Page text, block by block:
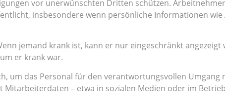
vor unerwünschten Dritten schützen.
insbesondere wenn persönliche Informationen
jemand krank ist, kann er nur eingeschränkt angezeigt
er krank war.
um das Personal für den verantwortungsvollen Umgang
– etwa in sozialen Medien oder im